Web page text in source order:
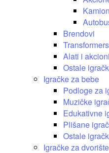
Brendovi
Alati i
Ostale
Igračke za bebe
Podloge za
Muzičke
Edukativne
Plišane
Ostale
Igračke za dvorište